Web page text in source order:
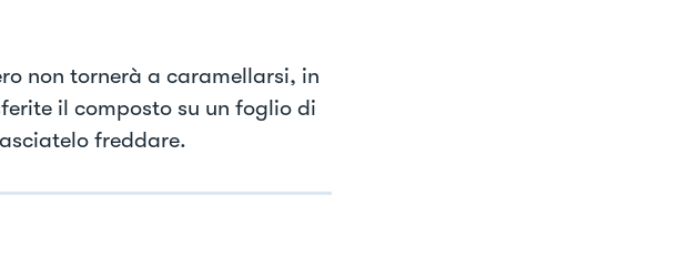
non tornerà a caramellarsi, in
il composto su un foglio di
freddare.